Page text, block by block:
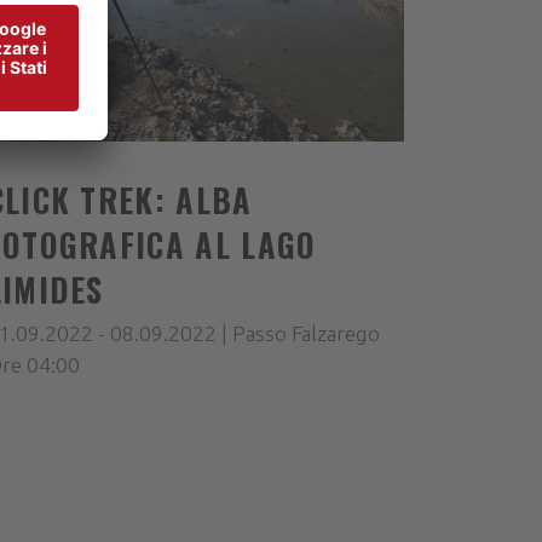
TREK: ALBA
AL LAGO
- 08.09.2022 | Passo Falzarego
04:00